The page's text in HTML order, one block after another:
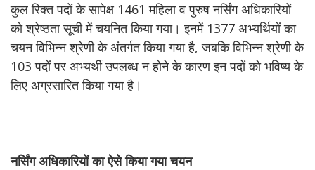
कुल रिक्त पदों के सापेक्ष 1461 महिला व पुरुष नर्सिंग अधिकारियों
को श्रेष्ठता सूची में चयनित किया गया। इनमें 1377 अभ्यर्थियों का
चयन विभिन्न श्रेणी के अंतर्गत किया गया है, जबकि विभिन्न श्रेणी के
103 पदों पर अभ्यर्थी उपलब्ध न होने के कारण इन पदों को भविष्य के
लिए अग्रसारित किया गया है।
नर्सिंगअधिकारियोंकाऐसेकियागयाचयन